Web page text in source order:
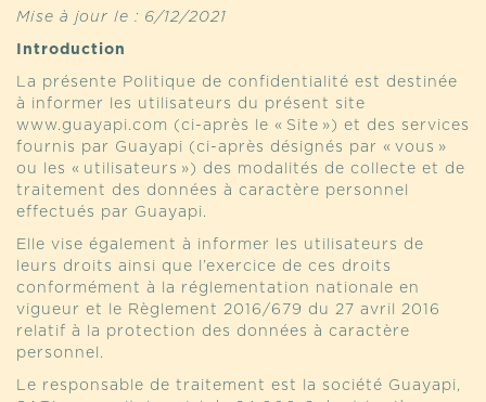
Mise à jour le : 6/12/2021
Introduction
La présente Politique de confidentialité est destinée
à informer les utilisateurs du présent site
www.guayapi.com (ci-après le « Site ») et des services
fournis par Guayapi (ci-après désignés par « vous »
ou les « utilisateurs ») des modalités de collecte et de
traitement des données à caractère personnel
effectués par Guayapi.
Elle vise également à informer les utilisateurs de
leurs droits ainsi que l’exercice de ces droits
conformément à la réglementation nationale en
vigueur et le Règlement 2016/679 du 27 avril 2016
relatif à la protection des données à caractère
personnel.
Le responsable de traitement est la société Guayapi,